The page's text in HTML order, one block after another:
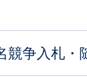
競争入札・